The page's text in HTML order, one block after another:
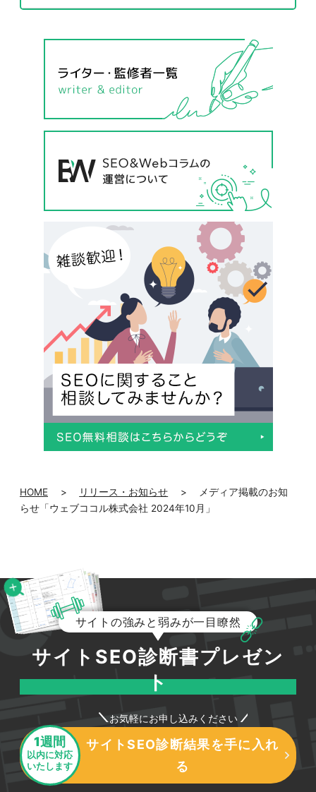
HOME > リリース・お知らせ >
メディア掲載のお知
らせ「ウェブココル株式会社 2024年10月」
サイトの強みと弱みが一目瞭然
サイトSEO診断書プレゼン
ト
お気軽にお申し込みください
1週間
以内に対応
いたします
サイトSEO診断結果を手に入れ
る